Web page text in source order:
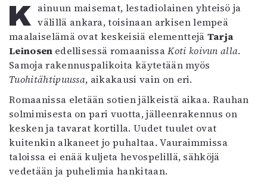
Sámegillii
Pääkirjoitus
Paperilehdestä
Oulu2026
Näyttelyt
Musiikki
Levyt
Kuvataide
Kirjat
In English
Esitystaide
Arkisto
Kainuun maisemat, lestadiolainen yhteisö ja välillä ankara, toisinaan arkisen lempeä
maalaiselämä ovat keskeisiä elementtejä Tarja
Leinosen edellisessä romaanissaKoti koivun alla.
Samoja rakennuspalikoita käytetään myös
Tuohitähtipuussa, aikakausi vain on eri.
Romaanissa eletään sotien jälkeistä aikaa. Rauhan
solmimisesta on pari vuotta, jälleenrakennus on
kesken ja tavarat kortilla. Uudet tuulet ovat
kuitenkin alkaneet jo puhaltaa. Vauraimmissa
taloissa ei enää kuljeta hevospelillä, sähköjä
vedetään ja puhelimia hankitaan.